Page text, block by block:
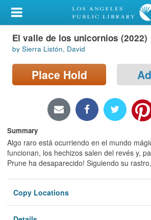
My Account
Library Card
Sign In
Locations/Hours (external
page)
Privacy
El valle de los unicornios (2022)
by Sierra Listón, David
Place Hold
Summary
Algo raro está ocurriendo en el mundo
funcionan, los hechizos salen del revés y,
Prune ha desaparecido! Siguiendo su
Copy Locations